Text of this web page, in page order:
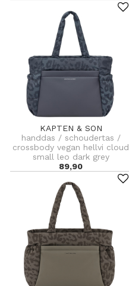
KAPTEN & SON
handdas / schoudertas /
crossbody vegan hellvi cloud
small leo dark grey
89,90